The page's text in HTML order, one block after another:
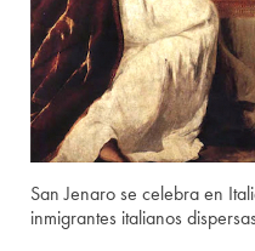
San Jenaro se celebra en
inmigrantes italianos